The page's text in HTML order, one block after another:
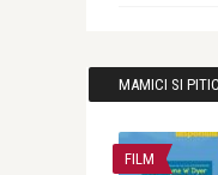
MAMICI SI
FILM